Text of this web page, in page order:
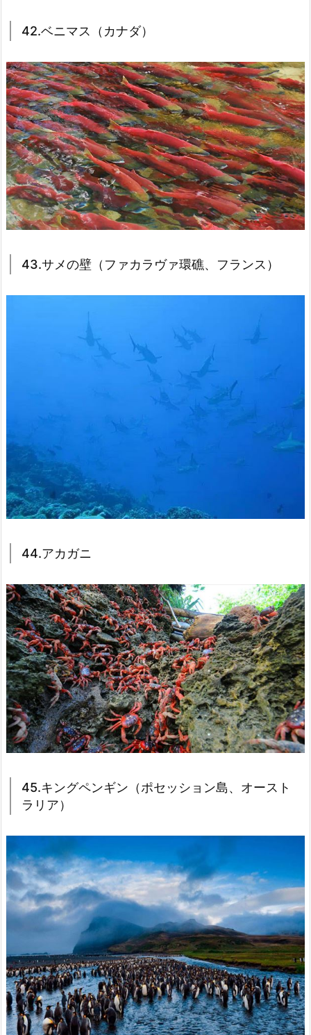
42.ベニマス（カナダ）
43.サメの壁（ファカラヴァ環礁、フランス）
44.アカガニ
45.キングペンギン（ポセッション島、オースト
ラリア）